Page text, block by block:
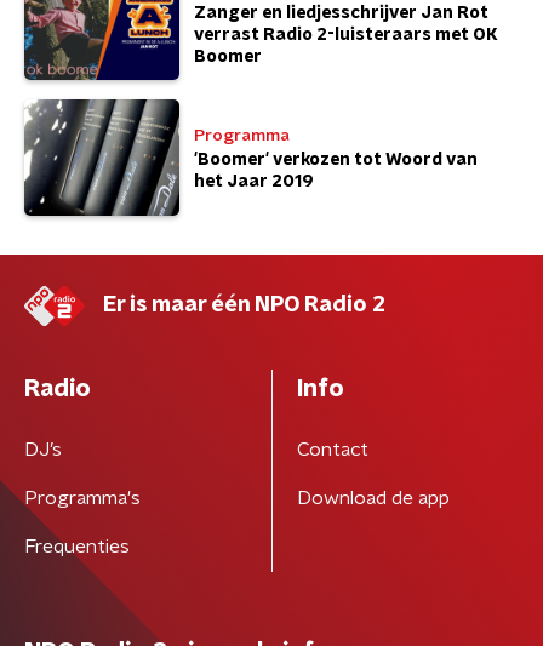
Zanger en liedjesschrijver Jan Rot
verrast Radio 2-luisteraars met OK
Boomer
Programma
'Boomer' verkozen tot Woord van
het Jaar 2019
Er is maar één NPO Radio 2
Radio
DJ’s
Programma's
Frequenties
Info
Contact
Download de app